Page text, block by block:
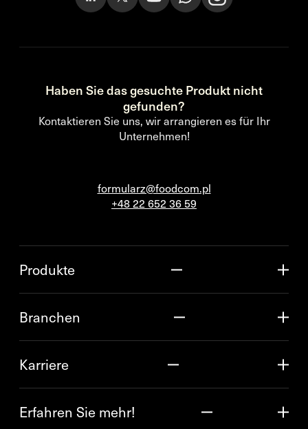
Haben Sie das gesuchte Produkt nicht
gefunden?
Kontaktieren Sie uns, wir arrangieren es für Ihr
Unternehmen!
formularz@foodcom.pl
+48 22 652 36 59
Produkte
Branchen
Karriere
Erfahren Sie mehr!